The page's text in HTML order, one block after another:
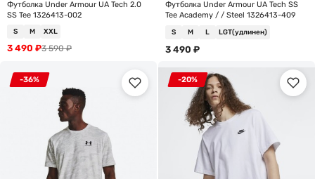
Футболка Under Armour UA Tech 2.0
SS Tee 1326413-002
S M XXL
3 590₽
3 490 ₽
Футболка Under Armour UA Tech SS
Tee Academy / / Steel 1326413-409
S M L LGT(удлинен)
3 490 ₽
-36% -20%